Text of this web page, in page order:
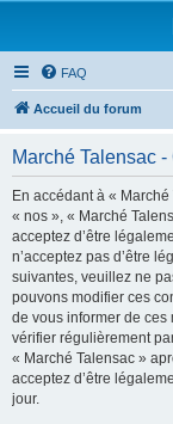
FAQ
Accueil du forum
Marché Talensac
En accédant à «
« nos », « Marché
acceptez d’être
n’acceptez pas d’être
suivantes, veuillez ne
pouvons modifier ces
de vous informer de
vérifier régulièrement
« Marché Talensac »
acceptez d’être
jour.